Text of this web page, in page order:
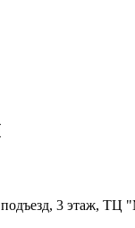
подъезд, 3 этаж,